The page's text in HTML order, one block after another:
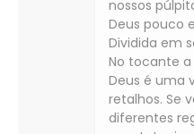
nossos
Deus pouco
Dividida em
No tocante a
Deus é uma
retalhos. Se
diferentes